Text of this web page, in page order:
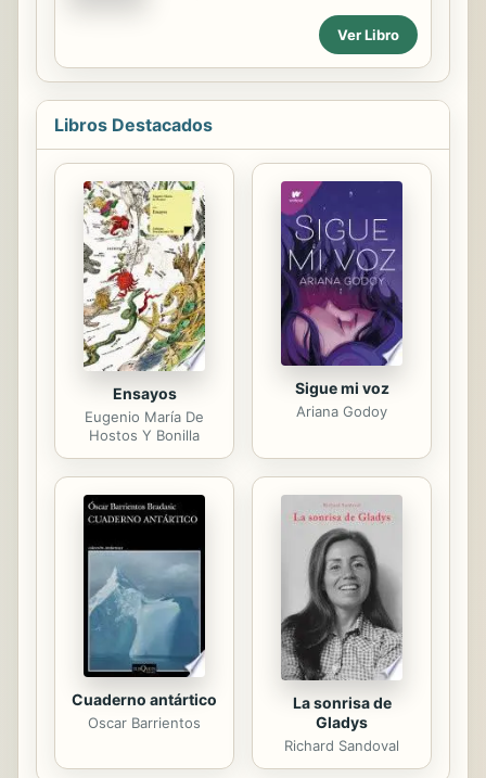
Rosenquist, Allan Jones, Allan
d'Arcangelo, Wayne Thiebaud, Peter
Blake, Richard Hamilton, Claes
Segal, Ed Ruscha, Robert Indiana,
Jasper...
Ver Libro
Libros Destacados
Ensayos
Eugenio María De
Hostos Y Bonilla
Sigue mi voz
Ariana Godoy
Cuaderno antártico
Oscar Barrientos
La sonrisa de
Gladys
Richard Sandoval